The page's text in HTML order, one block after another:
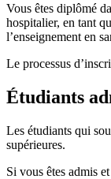
Vous êtes diplômé
hospitalier, en tant
l’enseignement en
Le processus
Étudiants
Les étudiants qui
supérieures.
Si vous êtes admis